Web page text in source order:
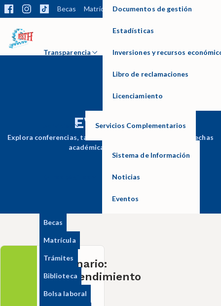
Becas Matrícula Trámites Biblioteca
IESTP HUAYCAN
Transparencia
Documentos de gestión
Estadísticas
Inversiones y recursos
Libro de reclamaciones
Licenciamiento
Servicios Complementarios
Sistema de Información
Noticias
Eventos
Becas
Matrícula
Trámites
Biblioteca
Bolsa laboral
EVENTOS
Explora conferencias, talleres, actividades deportivas y fechas
académicas importantes.
Seminario:
Emprendimiento
Juvenil